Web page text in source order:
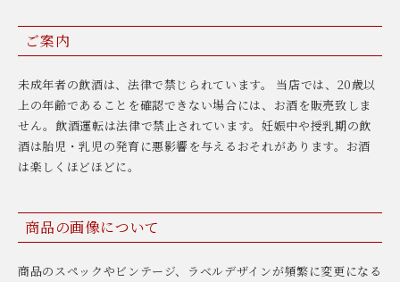
ご案内
未成年者の飲酒は、法律で禁じられています。 当店では、20歳以
上の年齢であることを確認できない場合には、お酒を販売致しま
せん。飲酒運転は法律で禁止されています。妊娠中や授乳期の飲
酒は胎児・乳児の発育に悪影響を与えるおそれがあります。お酒
は楽しくほどほどに。
商品の画像について
商品のスペックやビンテージ、ラベルデザインが頻繁に変更になる